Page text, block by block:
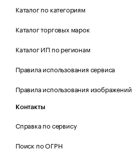
Каталог по категориям
Каталог торговых марок
Каталог ИП по регионам
Правила использования сервиса
Правила использования изображений
Контакты
Справка по сервису
Поиск по ОГРН